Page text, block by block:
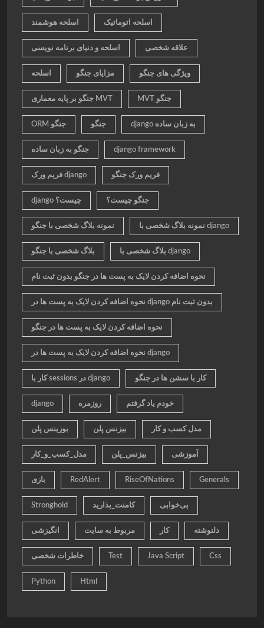
اسلحه هوشمند اسلحه اتوماتیک
اسلحه و دنیای برنامه نویسی علاقه شخصی
اسلحه مزایای جنگو ویژگی های جنگو
جنگو بر پایه معماری MVT MVT جنگو
ORM جنگو جنگو django به زبان ساده
جنگو به زبان ساده django framework
فریم ورک django فریم ورک جنگو
django چیست؟ جنگو چیست؟
نمونه بلاگ شخصی با جنگو نمونه بلاگ شخصی با django
بلاگ شخصی با جنگو بلاگ شخصی با django
نحوه اضافه کردن لایک به پست ها در جنگو بدون ثبت نام
نحوه اضافه کردن لایک به پست ها در django بدون ثبت نام
نحوه اضافه کردن لایک به پست ها در جنگو
نحوه اضافه کردن لایک به پست ها در django
کار با sessions در django کار با سشن ها در جنگو
django روزمره خودم یاد گرفتم
بوزینس پلن بیزنس پلن مدل کسب و کار
مدل_کسب_و_کار بیزنس_پلن آموزشی
بازی RedAlert RiseOfNations Generals
Stronghold کامنت_بذارید بی‌خوابی
انگیزشی مربوط به سایت کار دلنوشته
خاطرات شخصی Test Java Script Css
Python Html